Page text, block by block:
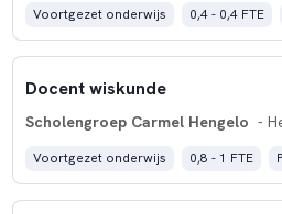
Voortgezet onderwijs 0,4 - 0,4 FTE
Docent wiskunde
Scholengroep Carmel Hengelo -
Voortgezet onderwijs 0,8 - 1 FTE